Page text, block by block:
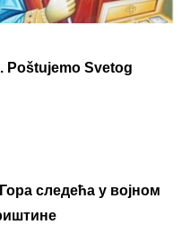
Poštujemo Svetog
следећа у војном